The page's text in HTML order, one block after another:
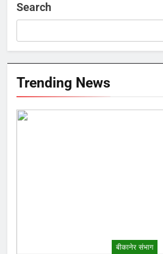
Search
Trending News
बीकानेर संभाग